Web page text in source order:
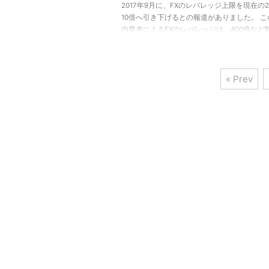
2017年9月に、FXのレバレッジ上限を現在の
10倍へ引き下げるとの報道がありました。 こ
内業者によるFXのレバレッジは、400倍など
10倍へとの報道にはかなり残念な思いもしま
庁は個人投資家保護の観点からとレバレッジ
« Prev